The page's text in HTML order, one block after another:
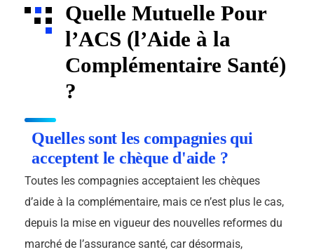
Quelle Mutuelle Pour
l’ACS (l’Aide à la
Complémentaire Santé)
?
Quelles sont les compagnies qui
acceptent le chèque d'aide ?
Toutes les compagnies acceptaient les chèques
d’aide à la complémentaire, mais ce n’est plus le cas,
depuis la mise en vigueur des nouvelles reformes du
marché de l’assurance santé, car désormais,